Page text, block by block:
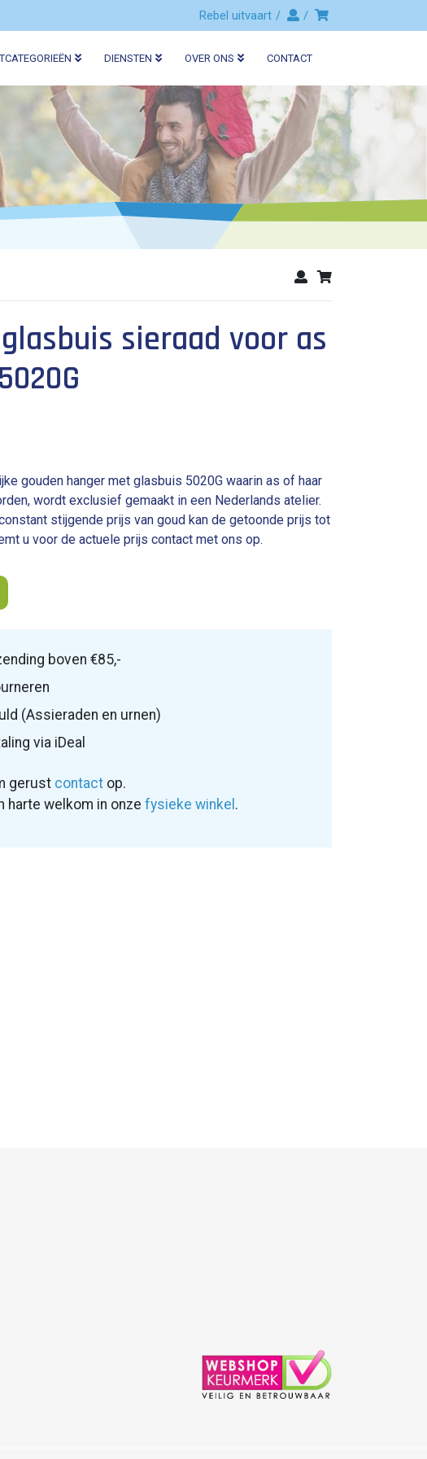
Rebel uitvaart
DIENSTEN OVER ONS CONTACT
sieraad voor as
gouden hanger met glasbuis 5020G waarin as of haar
wordt exclusief gemaakt in een Nederlands atelier.
stijgende prijs van goud kan de getoonde prijs tot
u voor de actuele prijs contact met ons op.
boven €85,-
(Assieraden en urnen)
via iDeal
gerust contact op.
harte welkom in onze fysieke winkel .